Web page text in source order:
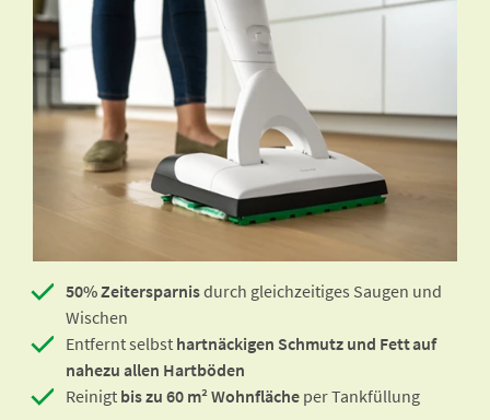
50% Zeitersparnisdurch gleichzeitiges Saugen und
Wischen
Entfernt selbst hartnäckigen Schmutz und Fett auf
nahezu allen Hartböden
Reinigt bis zu 60 m² Wohnfläche per Tankfüllung